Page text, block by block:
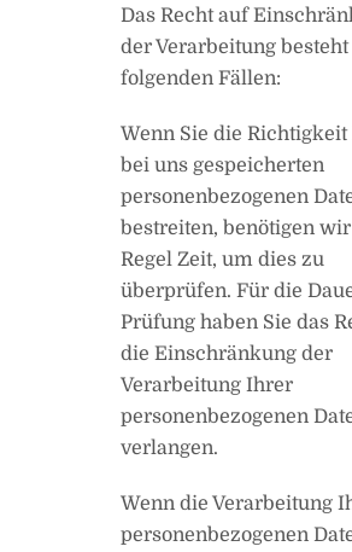
Das Recht auf
der Verarbeitung
folgenden Fällen:
Wenn Sie die
bei uns gespeicherten
personenbezogenen
bestreiten, benötigen
Regel Zeit, um dies zu
überprüfen. Für die
Prüfung haben Sie das
die Einschränkung der
Verarbeitung Ihrer
personenbezogenen
verlangen.
Wenn die Verarbeitung
personenbezogenen